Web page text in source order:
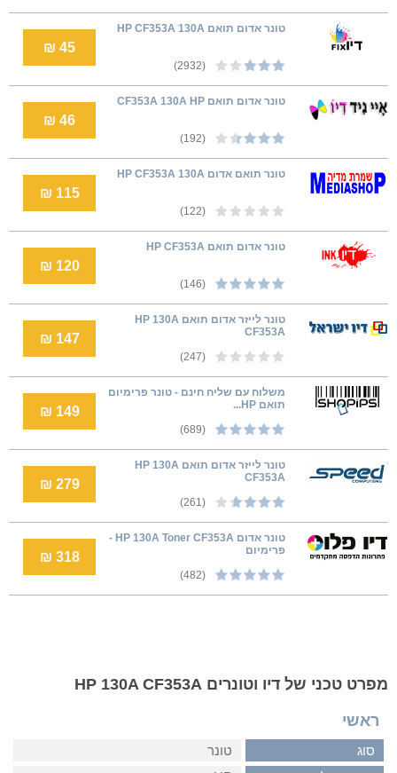
טונר אדום תואם HP CF353A 130A
(2932)
45 ₪
טונר אדום תואם CF353A 130A HP
(192)
46 ₪
טונר תואם אדום HP CF353A 130A
(122)
115 ₪
טונר אדום תואם HP CF353A
(146)
120 ₪
טונר לייזר אדום תואם HP 130A
CF353A
(247)
147 ₪
משלוח עם שליח חינם - טונר פרימיום
תואם HP...
(689)
149 ₪
טונר לייזר אדום תואם HP 130A
CF353A
(261)
279 ₪
טונר אדום HP 130A Toner CF353A -
פרימיום
(482)
318 ₪
מפרט טכני של דיו וטונרים HP 130A CF353A
ראשי
סוג
טונר